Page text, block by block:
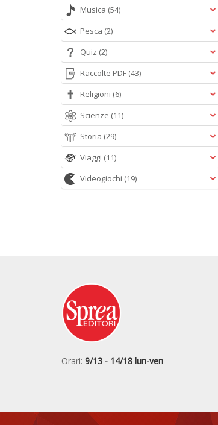
Musica (54)
Pesca (2)
Quiz (2)
Raccolte PDF (43)
Religioni (6)
Scienze (11)
Storia (29)
Viaggi (11)
Videogiochi (19)
Orari: 9/13 - 14/18 lun-ven